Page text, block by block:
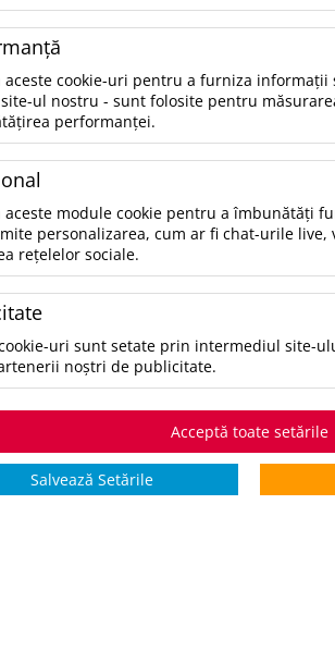
6.3 lei/buc
Breloc metalic in forma
carton.Material
SKU:UPDAP873016
CULORI:
SELECTAŢI CULOAREA
STOCURI pentru culoarea:
Stoc INTERN
0
*zile lucrătoare
aceste cookie-uri pentru a furniza informații
ul nostru - sunt folosite pentru
performanței.
aceste module cookie pentru a îmbunătăți
personalizarea, cum ar fi chat-urile live,
rețelelor sociale.
uri sunt setate prin intermediul site-
noștri de publicitate.
Acceptă toate setările
Salvează Setările